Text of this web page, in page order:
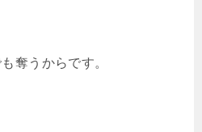
奪うからです。